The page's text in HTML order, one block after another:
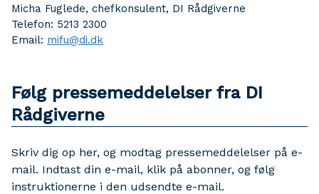
Micha Fuglede, chefkonsulent, DI Rådgiverne
Telefon: 5213 2300
Email: mifu@di.dk
Følg pressemeddelelser fra DI
Rådgiverne
Skriv dig op her, og modtag pressemeddelelser på e-
mail. Indtast din e-mail, klik på abonner, og følg
instruktionerne i den udsendte e-mail.